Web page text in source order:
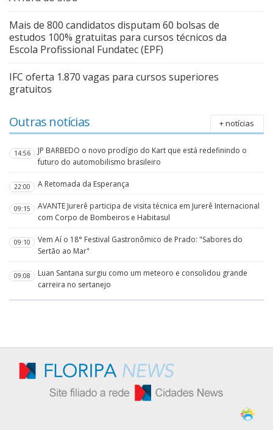
Mais de 800 candidatos disputam 60 bolsas de
estudos 100% gratuitas para cursos técnicos da
Escola Profissional Fundatec (EPF)
IFC oferta 1.870 vagas para cursos superiores
gratuitos
Outras notícias + notícias
14:56
JP BARBEDO o novo prodígio do Kart que está redefinindo o
futuro do automobilismo brasileiro
22:00 A Retomada da Esperança
09:15
AVANTE Jurerê participa de visita técnica em Jurerê Internacional
com Corpo de Bombeiros e Habitasul
09:10
Vem Aí o 18° Festival Gastronômico de Prado: "Sabores do
Sertão ao Mar"
09:08
Luan Santana surgiu como um meteoro e consolidou grande
carreira no sertanejo